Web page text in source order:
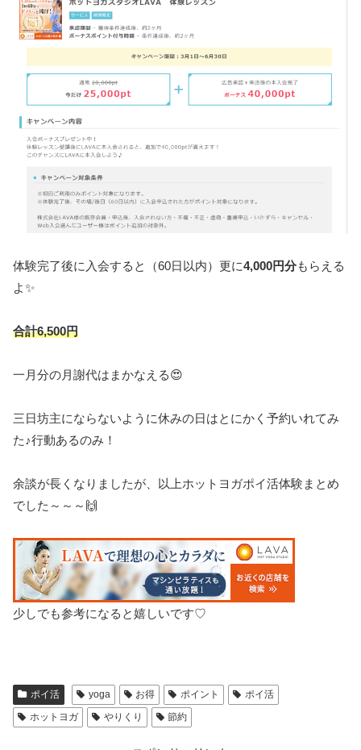
体験完了後に入会すると（60日以内）更に4,000円分もらえる
よ✨
合計6,500円
一月分の月謝代はまかなえる😍
三日坊主にならないように休みの日はとにかく予約いれてみ
た♪行動あるのみ！
余談が長くなりましたが、以上ホットヨガポイ活体験まとめ
でした～～～🙌
少しでも参考になると嬉しいです♡
ポイ活 yoga お得 ポイント
ポイ活
ホットヨガ
やりくり 節約